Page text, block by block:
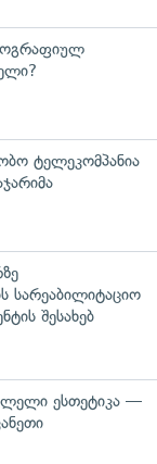
ტელეკომპანია
სარეაბილიტაციო
შესახებ
ესთეტიკა —